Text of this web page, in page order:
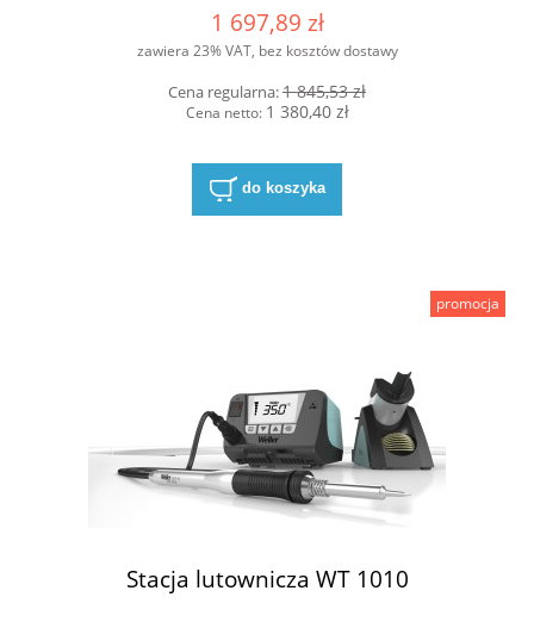
1 697,89 zł
zawiera 23% VAT, bez kosztów dostawy
Cena regularna:1 845,53 zł
Cena netto: 1 380,40 zł
do koszyka
Stacja lutownicza WT 1010
promocja